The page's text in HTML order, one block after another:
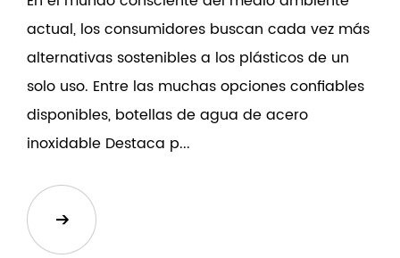
actual, los consumidores buscan cada vez más
alternativas sostenibles a los plásticos de un
solo uso. Entre las muchas opciones confiables
disponibles, botellas de agua de acero
inoxidable Destaca p...